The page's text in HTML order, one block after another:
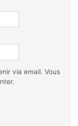
via email. Vous